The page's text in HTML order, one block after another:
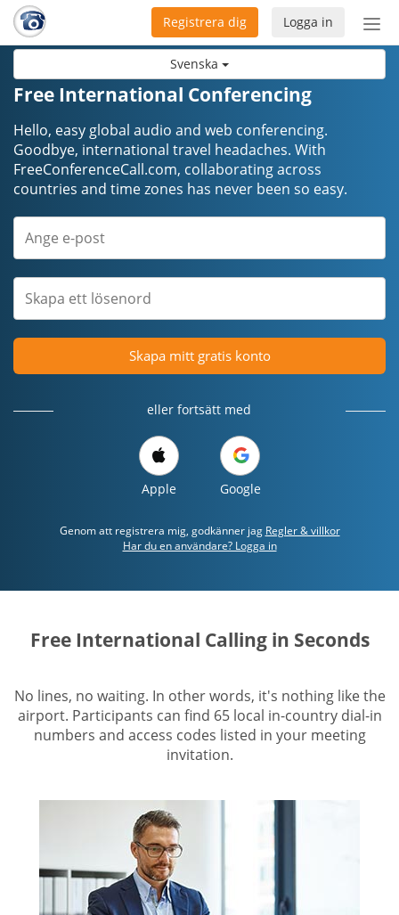
Svenska
Logga in
Registrera dig
Free International Conferencing
Hello, easy global audio and web conferencing.
Goodbye, international travel headaches. ​​​​​​​With
FreeConferenceCall.com, collaborating across
countries and time zones has never been so easy.
Skapa mitt gratis konto
eller fortsätt med
Apple Google
Genom att registrera mig, godkänner jag Regler & villkor
Har du en användare? Logga in
Free International Calling in Seconds
No lines, no waiting. In other words, it's nothing like the
airport. Participants can find 65 local in-country dial-in
numbers and access codes listed in your meeting
invitation.